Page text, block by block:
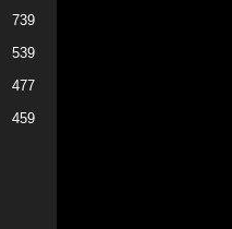
739
539
477
459